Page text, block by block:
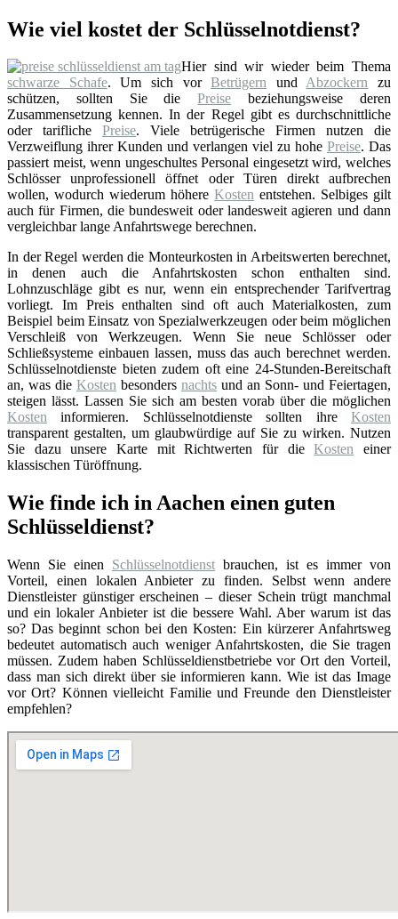
Wie viel kostet der Schlüsselnotdienst?
Hier sind wir wieder beim Thema
schwarze Schafe. Um sich vorBetrügern undAbzockern zu
schützen, sollten Sie diePreise beziehungsweise deren
Zusammensetzung kennen. In der Regel gibt es durchschnittliche
oder tarifliche Preise. Viele betrügerische Firmen nutzen die
Verzweiflung ihrer Kunden und verlangen viel zu hohe Preise. Das
passiert meist, wenn ungeschultes Personal eingesetzt wird, welches
Schlösser unprofessionell öffnet oder Türen direkt aufbrechen
wollen, wodurch wiederum höhere Kosten entstehen. Selbiges gilt
auch für Firmen, die bundesweit oder landesweit agieren und dann
vergleichbar lange Anfahrtswege berechnen.
In der Regel werden die Monteurkosten in Arbeitswerten berechnet,
in denen auch die Anfahrtskosten schon enthalten sind.
Lohnzuschläge gibt es nur, wenn ein entsprechender Tarifvertrag
vorliegt. Im Preis enthalten sind oft auch Materialkosten, zum
Beispiel beim Einsatz von Spezialwerkzeugen oder beim möglichen
Verschleiß von Werkzeugen. Wenn Sie neue Schlösser oder
Schließsysteme einbauen lassen, muss das auch berechnet werden.
Schlüsselnotdienste bieten zudem oft eine 24-Stunden-Bereitschaft
an, was die Kosten besonders nachts und an Sonn- und Feiertagen,
steigen lässt. Lassen Sie sich am besten vorab über die möglichen
Kosten informieren. Schlüsselnotdienste sollten ihre Kosten
transparent gestalten, um glaubwürdige auf Sie zu wirken. Nutzen
Sie dazu unsere Karte mit Richtwerten für dieKosten einer
klassischen Türöffnung.
Wie finde ich in Aachen einen guten
Schlüsseldienst?
Wenn Sie einen Schlüsselnotdienst brauchen, ist es immer von
Vorteil, einen lokalen Anbieter zu finden. Selbst wenn andere
Dienstleister günstiger erscheinen – dieser Schein trügt manchmal
und ein lokaler Anbieter ist die bessere Wahl. Aber warum ist das
so? Das beginnt schon bei den Kosten: Ein kürzerer Anfahrtsweg
bedeutet automatisch auch weniger Anfahrtskosten, die Sie tragen
müssen. Zudem haben Schlüsseldienstbetriebe vor Ort den Vorteil,
dass man sich direkt über sie informieren kann. Wie ist das Image
vor Ort? Können vielleicht Familie und Freunde den Dienstleister
empfehlen?